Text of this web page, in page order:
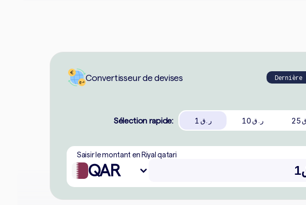
Convertisseur de devises
Sélection rapide: 1 ر.ق 10 ر.ق 25
Saisir le montant en Riyal qatari
QAR